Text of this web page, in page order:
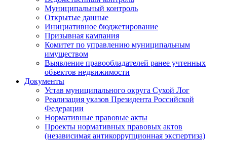
Муниципальный контроль
Открытые данные
Инициативное бюджетирование
Призывная кампания
Комитет по управлению муниципальным
имуществом
Выявление правообладателей ранее учтенных
объектов недвижимости
Документы
Устав муниципального округа Сухой Лог
Реализация указов Президента Российской
Федерации
Нормативные правовые акты
Проекты нормативных правовых актов
(независимая антикоррупционная экспертиза)